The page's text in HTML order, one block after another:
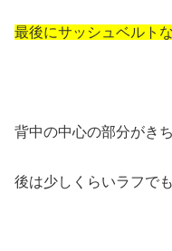
最後にサッシュベルト
背中の中心の部分がき
後は少しくらいラフで